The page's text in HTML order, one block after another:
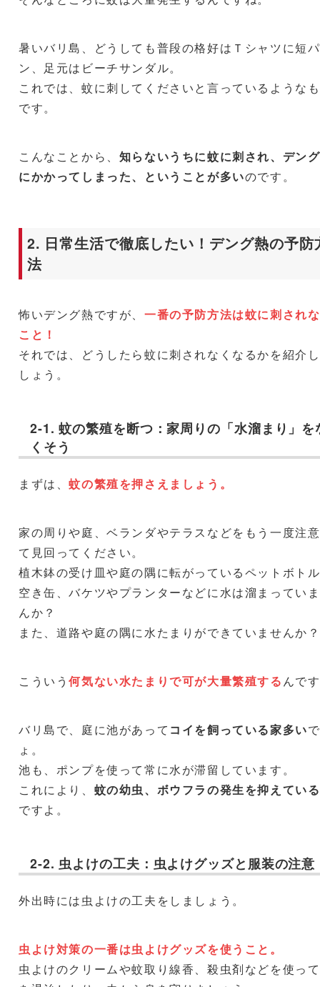
暑いバリ島、どうしても普段の格好はＴシャツに短パ
ン、足元はビーチサンダル。
これでは、蚊に刺してくださいと言っているような
です。
こんなことから、 知らないうちに蚊に刺され、デン
にかかってしまった、ということが多いのです。
2. 日常生活で徹底したい！デング熱の予防
法
怖いデング熱ですが、 一番の予防方法は蚊に刺され
こと！
それでは、どうしたら蚊に刺されなくなるかを紹介
しょう。
2-1. 蚊の繁殖を断つ：家周りの「水溜まり」を
くそう
まずは、蚊の繁殖を押さえましょう。
家の周りや庭、ベランダやテラスなどをもう一度注
て見回ってください。
植木鉢の受け皿や庭の隅に転がっているペットボト
空き缶、バケツやプランターなどに水は溜まってい
んか？
また、道路や庭の隅に水たまりができていませんか？
こういう何気ない水たまりで可が大量繁殖するんで
バリ島で、庭に池があって コイを飼っている家多い
ょ。
池も、ポンプを使って常に水が滞留しています。
これにより、 蚊の幼虫、ボウフラの発生を抑えている
ですよ。
2-2. 虫よけの工夫：虫よけグッズと服装の注意
外出時には虫よけの工夫をしましょう。
虫よけ対策の一番は虫よけグッズを使うこと。
虫よけのクリームや蚊取り線香、殺虫剤などを使っ